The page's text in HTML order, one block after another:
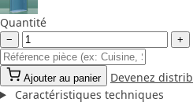
Quantité
− +
Ajouter au panier
Devenez
Caractéristiques techniques